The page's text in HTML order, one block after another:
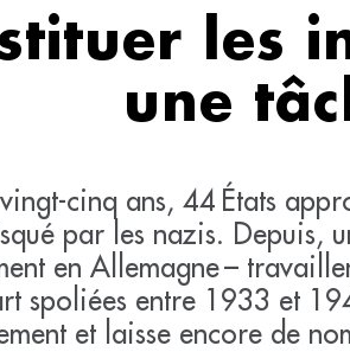
les
une
cinq ans, 44 États
par les nazis. Depuis,
en Allemagne –
spoliées entre 1933 et
et laisse encore de